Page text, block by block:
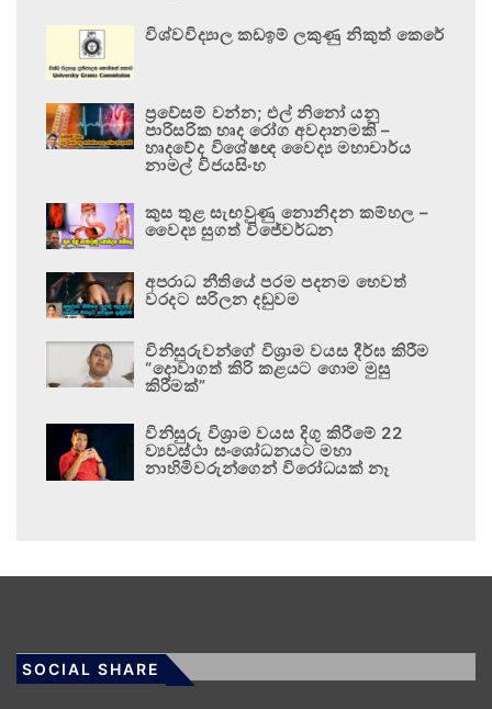
විශ්වවිද්‍යාල කඩඉම් ලකුණු නිකුත් කෙරේ
ප්‍රවේසම් වන්න; එල් නිනෝ යනු
පාරිසරික හෘද රෝග අවදානමකි –
හෘදවේද විශේෂඥ වෛද්‍ය මහාචාර්ය
නාමල් විජයසිංහ
කුස තුළ සැඟවුණු නොනිදන කම්හල –
වෛද්‍ය සුගත් විජේවර්ධන
අපරාධ නීතියේ පරම පදනම හෙවත්
වරදට සරිලන දඬුවම
විනිසුරුවන්ගේ විශ්‍රාම වයස දීර්ඝ කිරීම
“දොවාගත් කිරි කළයට ගොම මුසු
කිරීමක්”
විනිසුරු විශ්‍රාම වයස දිගු කිරීමේ 22
ව්‍යවස්ථා සංශෝධනයට මහා
නාහිමිවරුන්ගෙන් විරෝධයක් නෑ
SOCIAL SHARE